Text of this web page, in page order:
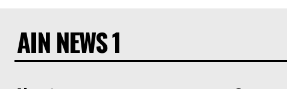
AIN NEWS 1